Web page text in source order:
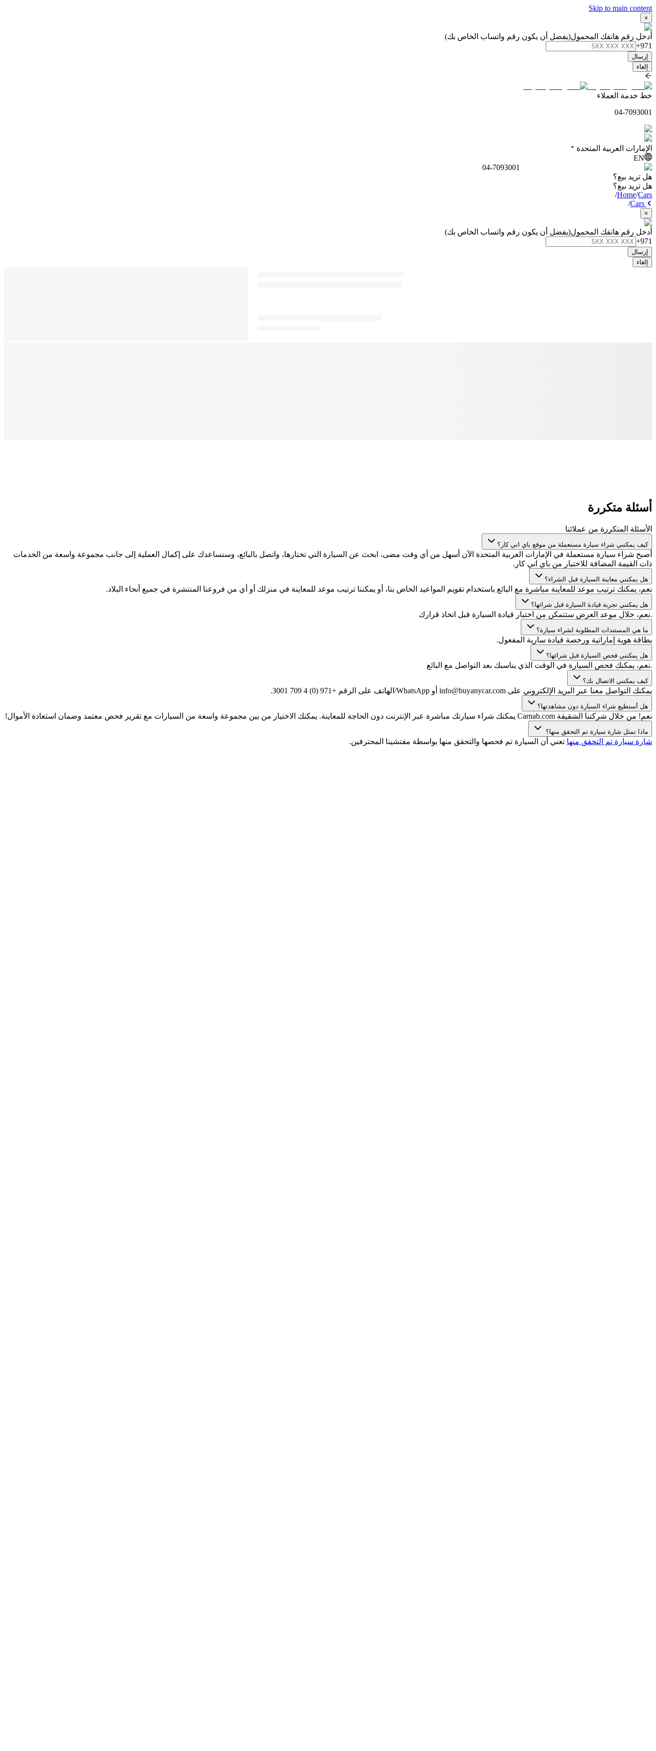
Skip to main content
×
أدخل رقم هاتفك المحمول(يفضل أن يكون رقم واتساب الخاص بك)
+971
إرسال
إلغاء
خط خدمة العملاء
04-7093001
الإمارات العربية المتحدة
EN
04-7093001
هل تريد بيع؟
هل تريد بيع؟
Home/Cars
/
/
×
أدخل رقم هاتفك المحمول(يفضل أن يكون رقم واتساب الخاص بك)
+971
إرسال
إلغاء
أسئلة متكررة
الأسئلة المتكررة من عملائنا
كيف يمكنني شراء سيارة مستعملة من موقع باي اني كار؟
أصبح شراء سيارة مستعملة في الإمارات العربية المتحدة الآن أسهل من أي وقت مضى، ابحث عن السيارة التي تختارها، واتصل بالبائع، وسنساعدك على إكمال العملية إلى جانب مجموعة واسعة من الخدمات
ذات القيمة المضافة للاختيار من باي اني كار.
هل يمكنني معاينة السيارة قبل الشراء؟
نعم، يمكنك ترتيب موعد للمعاينة مباشرة مع البائع باستخدام تقويم المواعيد الخاص بنا، أو يمكننا ترتيب موعد للمعاينة في منزلك أو أي من فروعنا المنتشرة في جميع أنحاء البلاد.
هل يمكنني تجربة قيادة السيارة قبل شرائها؟
.نعم، خلال موعد العرض ستتمكن من اختبار قيادة السيارة قبل اتخاذ قرارك
ما هي المستندات المطلوبة لشراء سيارة؟
بطاقة هوية إماراتية ورخصة قيادة سارية المفعول.
هل يمكنني فحص السيارة قبل شرائها؟
.نعم، يمكنك فحص السيارة في الوقت الذي يناسبك بعد التواصل مع البائع
كيف يمكنني الاتصال بك؟
يمكنك التواصل معنا عبر البريد الإلكتروني على info@buyanycar.com أو WhatsApp/الهاتف على الرقم +971 (0) 4 709 3001.
هل أستطيع شراء السيارة دون مشاهدتها؟
نعم! من خلال شركتنا الشقيقة Carnab.com يمكنك شراء سيارتك مباشرة عبر الإنترنت دون الحاجة للمعاينة. يمكنك الاختيار من بين مجموعة واسعة من السيارات مع تقرير فحص معتمد وضمان استعادة الأموال!
ماذا تمثل شارة سيارة تم التحقق منها؟
شارة سيارة تم التحقق منها تعني أن السيارة تم فحصها والتحقق منها بواسطة مفتشينا المحترفين.